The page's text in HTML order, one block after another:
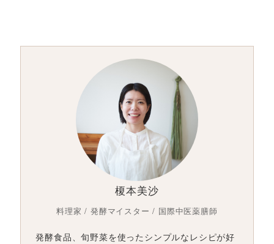
榎本美沙
料理家 / 発酵マイスター / 国際中医薬膳師
発酵食品、旬野菜を使ったシンプルなレシピが好